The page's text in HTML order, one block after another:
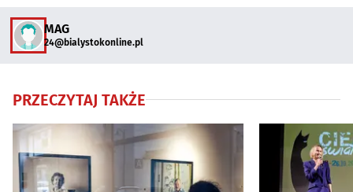
MAG
24@bialystokonline.pl
PRZECZYTAJ TAKŻE